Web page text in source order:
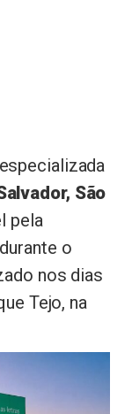
São
pela
o
nos dias
Tejo, na